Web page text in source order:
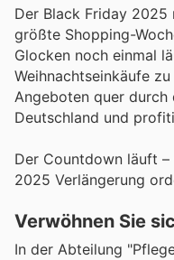
Der Black Friday
größte Shopping-
Glocken noch einmal
Weihnachtseinkäufe
Angeboten quer durch
Deutschland und
Der Countdown läuft –
2025 Verlängerung
Verwöhnen Sie
In der Abteilung